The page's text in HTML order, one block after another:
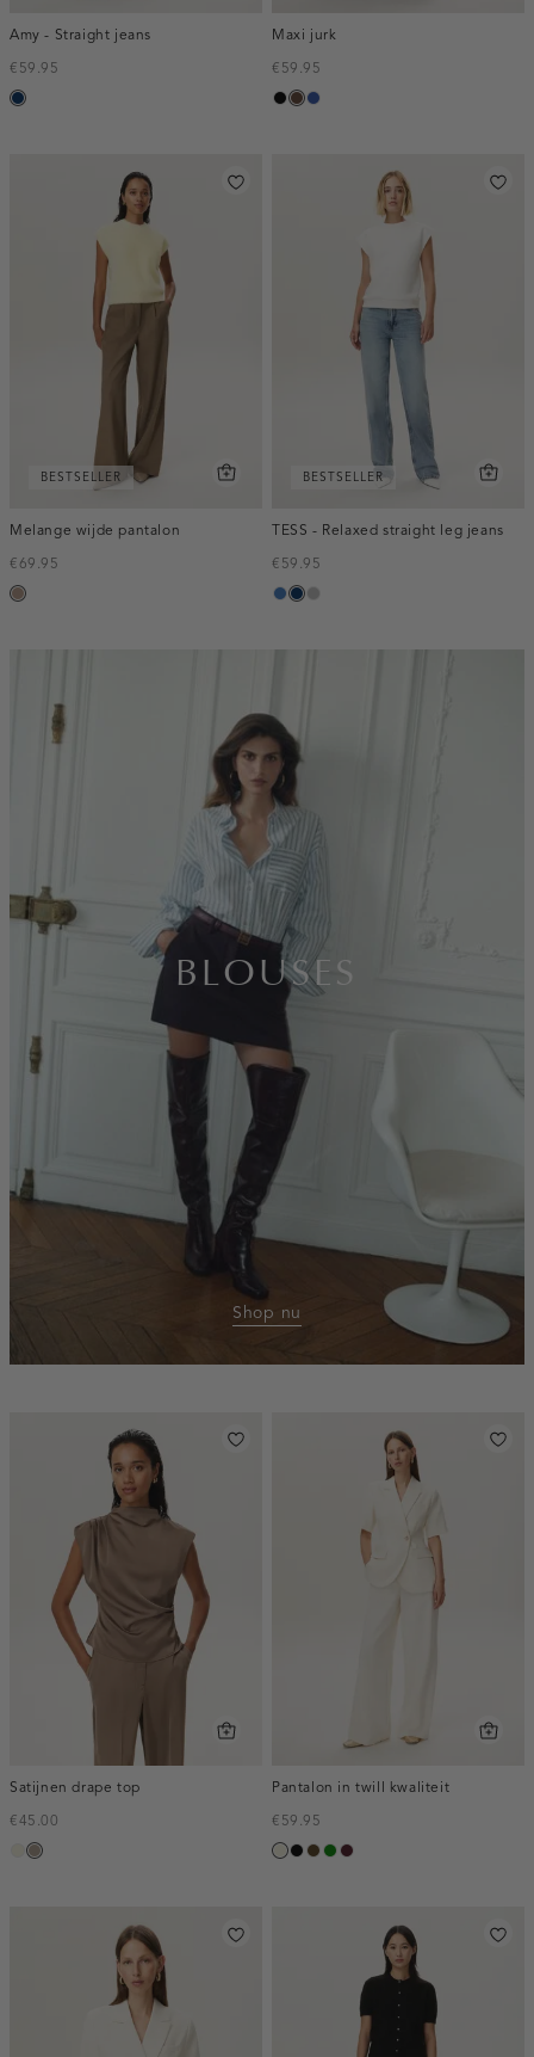
Amy - Straight jeans
€59.95
blauw,
Maxi jurk
€59.95
zwart
donkerbruin
kobaltblauw
BESTSELLER
Melange wijde pantalon
€69.95
taupe,
BESTSELLER
TESS - Relaxed straight leg jeans
€59.95
blauw,
middle
blauw,
dark
grijs,
middle
BLOUSES
Shop nu
Satijnen drape top
€45.00
ecru
taupe,
Pantalon in twill kwaliteit
€59.95
ecruzwart
toffee
groenpruim,